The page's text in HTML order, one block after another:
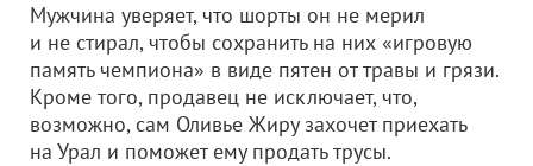
Мужчина уверяет, что шорты он не мерил
и не стирал, чтобы сохранить на них «игровую
память чемпиона» в виде пятен от травы и грязи.
Кроме того, продавец не исключает, что,
возможно, сам Оливье Жиру захочет приехать
на Урал и поможет ему продать трусы.